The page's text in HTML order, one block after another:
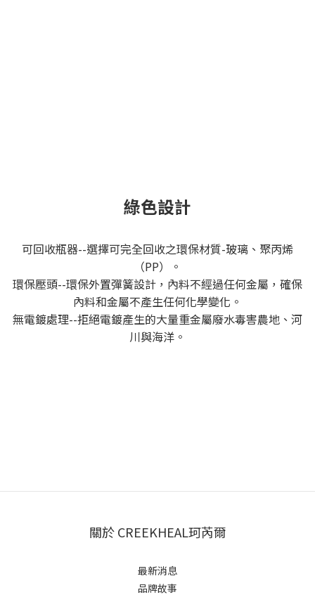
綠色設計
可回收瓶器--選擇可完全回收之環保材質-玻璃、聚丙烯
（PP）。
環保壓頭--環保外置彈簧設計，內料不經過任何金屬，確保
內料和金屬不產生任何化學變化。
無電鍍處理--拒絕電鍍產生的大量重金屬廢水毒害農地、河
川與海洋。
關於 CREEKHEAL珂芮爾
最新消息
品牌故事